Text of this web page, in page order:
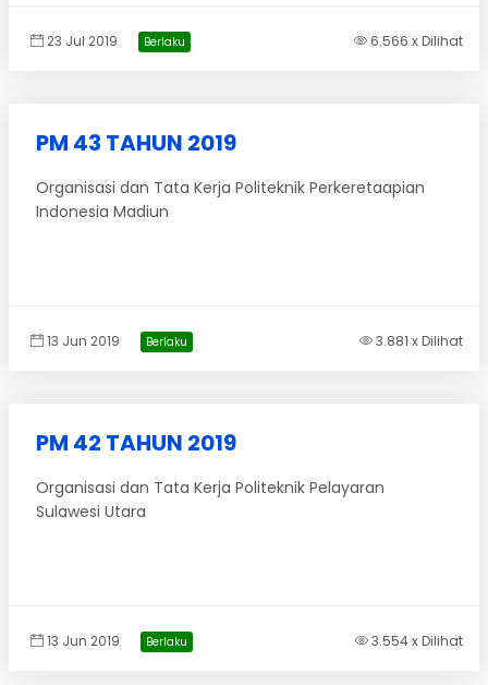
23 Jul 2019 Berlaku 6.566 x Dilihat
PM 43 TAHUN 2019
Organisasi dan Tata Kerja Politeknik Perkeretaapian
Indonesia Madiun
13 Jun 2019 Berlaku 3.881 x Dilihat
PM 42 TAHUN 2019
Organisasi dan Tata Kerja Politeknik Pelayaran
Sulawesi Utara
13 Jun 2019 Berlaku 3.554 x Dilihat